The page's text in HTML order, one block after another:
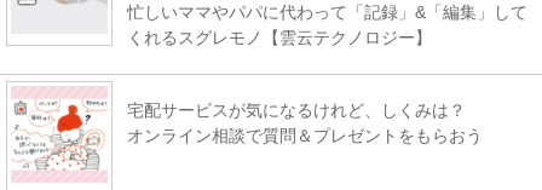
忙しいママやパパに代わって「記録」&「編集」して
くれるスグレモノ【雲云テクノロジー】
宅配サービスが気になるけれど、しくみは？
オンライン相談で質問＆プレゼントをもらおう